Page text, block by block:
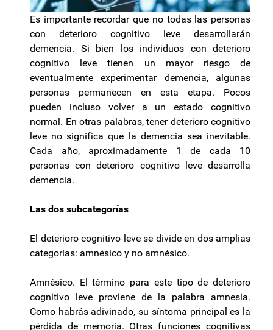
Es importante recordar que no todas las personas
con deterioro cognitivo leve desarrollarán
demencia. Si bien los individuos con deterioro
cognitivo leve tienen un mayor riesgo de
eventualmente experimentar demencia, algunas
personas permanecen en esta etapa. Pocos
pueden incluso volver a un estado cognitivo
normal. En otras palabras, tener deterioro cognitivo
leve no significa que la demencia sea inevitable.
Cada año, aproximadamente 1 de cada 10
personas con deterioro cognitivo leve desarrolla
demencia.
Las dos subcategorías
El deterioro cognitivo leve se divide en dos amplias
categorías: amnésico y no amnésico.
Amnésico. El término para este tipo de deterioro
cognitivo leve proviene de la palabra amnesia.
Como habrás adivinado, su síntoma principal es la
pérdida de memoria. Otras funciones cognitivas